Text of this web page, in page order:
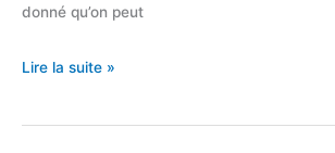
donné qu’on peut
12
pour
Lire la suite »